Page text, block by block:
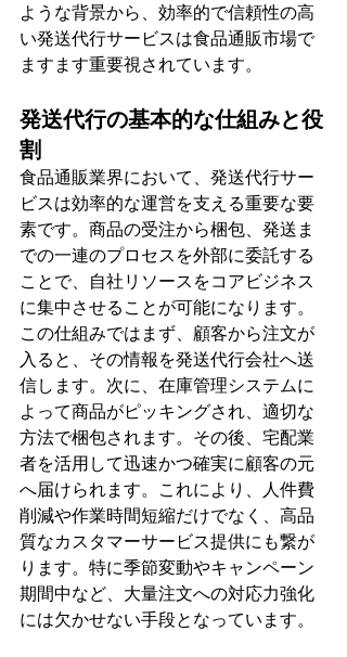
ような背景から、効率的で信頼性の高
い発送代行サービスは食品通販市場で
ますます重要視されています。
発送代行の基本的な仕組みと役
割
食品通販業界において、発送代行サー
ビスは効率的な運営を支える重要な要
素です。商品の受注から梱包、発送ま
での一連のプロセスを外部に委託する
ことで、自社リソースをコアビジネス
に集中させることが可能になります。
この仕組みではまず、顧客から注文が
入ると、その情報を発送代行会社へ送
信します。次に、在庫管理システムに
よって商品がピッキングされ、適切な
方法で梱包されます。その後、宅配業
者を活用して迅速かつ確実に顧客の元
へ届けられます。これにより、人件費
削減や作業時間短縮だけでなく、高品
質なカスタマーサービス提供にも繋が
ります。特に季節変動やキャンペーン
期間中など、大量注文への対応力強化
には欠かせない手段となっています。